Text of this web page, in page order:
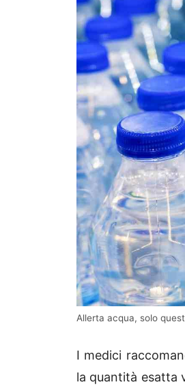
Allerta acqua, solo
I medici
la quantità esatta